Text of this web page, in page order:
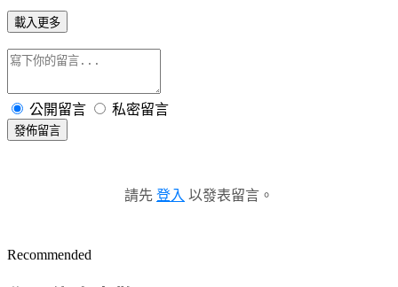
載入更多
公開留言 私密留言
發佈留言
請先 登入 以發表留言。
Recommended